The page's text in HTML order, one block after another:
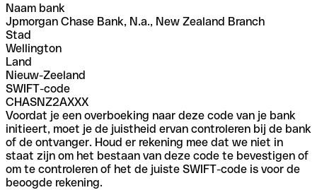
Naam bank
Jpmorgan Chase Bank, N.a., New Zealand Branch
Stad
Wellington
Land
Nieuw-Zeeland
SWIFT-code
CHASNZ2AXXX
Voordat je een overboeking naar deze code van je bank
initieert, moet je de juistheid ervan controleren bij de bank
of de ontvanger. Houd er rekening mee dat we niet in
staat zijn om het bestaan van deze code te bevestigen of
om te controleren of het de juiste SWIFT-code is voor de
beoogde rekening.